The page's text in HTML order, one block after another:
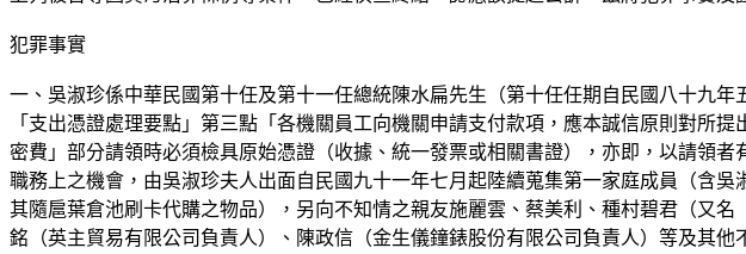
犯罪事實
一、吳淑珍係中華民國第十任及第十一任總統陳水扁先生（第十任任期自民國八十九
「支出憑證處理要點」第三點「各機關員工向機關申請支付款項，應本誠信原則對所
密費」部分請領時必須檢具原始憑證（收據、統一發票或相關書證），亦即，以請領
職務上之機會，由吳淑珍夫人出面自民國九十一年七月起陸續蒐集第一家庭成員（含
其隨扈葉倉池刷卡代購之物品），另向不知情之親友施麗雲、蔡美利、種村碧君（又
銘（英主貿易有限公司負責人）、陳政信（金生儀鐘錶股份有限公司負責人）等及其